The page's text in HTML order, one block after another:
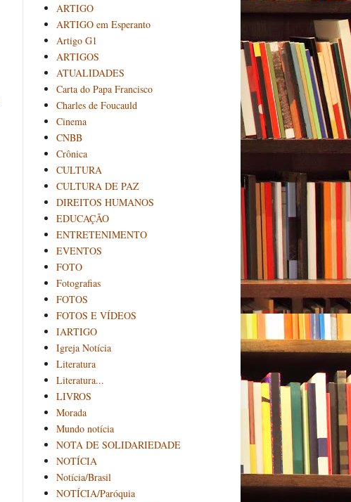
ARTIGO
ARTIGO em Esperanto
Artigo G1
ARTIGOS
ATUALIDADES
Carta do Papa Francisco
Charles de Foucauld
Cinema
CNBB
Crônica
CULTURA
CULTURA DE PAZ
DIREITOS HUMANOS
EDUCAÇÃO
ENTRETENIMENTO
EVENTOS
FOTO
Fotografias
FOTOS
FOTOS E VÍDEOS
IARTIGO
Igreja Notícia
Literatura
Literatura...
LIVROS
Morada
Mundo notícia
NOTA DE SOLIDARIEDADE
NOTÍCIA
Notícia/Brasil
NOTÍCIA/Paróquia